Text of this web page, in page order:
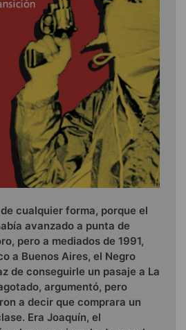
cualquier forma, porque el
avanzado a punta de
pero a mediados de 1991,
a Buenos Aires, el Negro
de conseguirle un pasaje a La
argumentó, pero
a decir que comprara un
Era Joaquín, el